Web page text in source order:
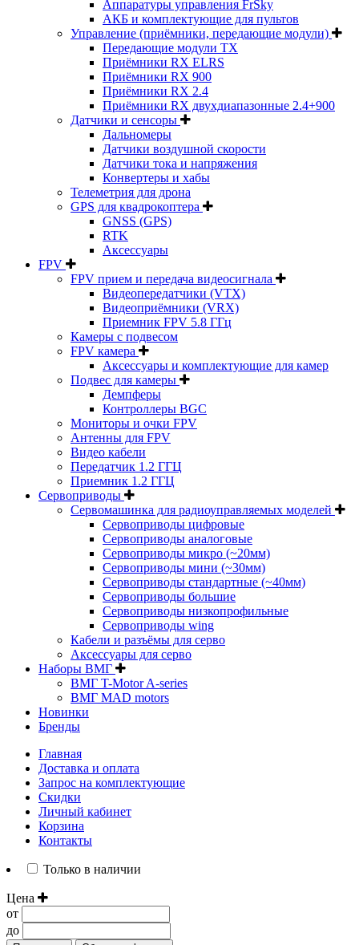
Аппаратуры управления FrSky
АКБ и комплектующие для пультов
Управление (приёмники, передающие модули)
Передающие модули TX
Приёмники RX ELRS
Приёмники RX 900
Приёмники RX 2.4
Приёмники RX двухдиапазонные 2.4+900
Датчики и сенсоры
Дальномеры
Датчики воздушной скорости
Датчики тока и напряжения
Конвертеры и хабы
Телеметрия для дрона
GPS для квадрокоптера
GNSS (GPS)
RTK
Аксессуары
FPV
FPV прием и передача видеосигнала
Видеопередатчики (VTX)
Видеоприёмники (VRX)
Приемник FPV 5.8 ГГц
Камеры с подвесом
FPV камера
Аксессуары и комплектующие для камер
Подвес для камеры
Демпферы
Контроллеры BGC
Мониторы и очки FPV
Антенны для FPV
Видео кабели
Передатчик 1.2 ГГЦ
Приемник 1.2 ГГЦ
Сервоприводы
Сервомашинка для радиоуправляемых моделей
Сервоприводы цифровые
Сервоприводы аналоговые
Сервоприводы микро (~20мм)
Сервоприводы мини (~30мм)
Сервоприводы стандартные (~40мм)
Сервоприводы большие
Сервоприводы низкопрофильные
Сервоприводы wing
Кабели и разъёмы для серво
Аксессуары для серво
Наборы ВМГ
ВМГ T-Motor A-series
ВМГ MAD motors
Новинки
Бренды
Главная
Доставка и оплата
Запрос на комплектующие
Скидки
Личный кабинет
Корзина
Контакты
Только в наличии
Цена
от
до